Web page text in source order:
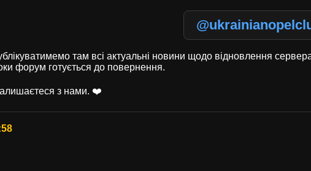
там всі актуальні новини щодо відновлення
форум готується до повернення.
з нами. ❤️